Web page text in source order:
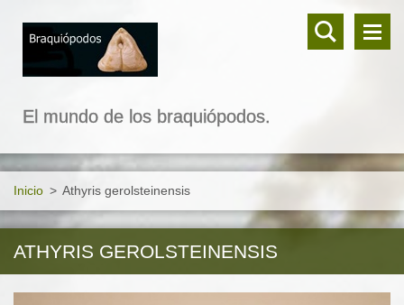
El mundo de los braquiópodos.
Inicio > Athyris gerolsteinensis
ATHYRIS GEROLSTEINENSIS